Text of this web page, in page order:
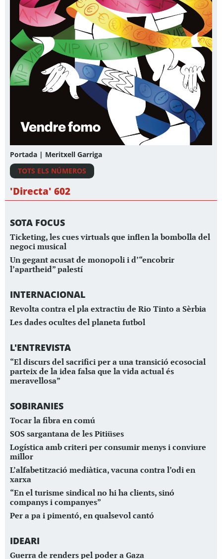
Portada | Meritxell Garriga
TOTS ELS NÚMEROS
'Directa' 602
SOTA FOCUS
Ticketing, les cues virtuals que inflen la bombolla del
negoci musical
Un gegant acusat de monopoli i d’“encobrir
l’apartheid” palestí
INTERNACIONAL
Revolta contra el pla extractiu de Rio Tinto a Sèrbia
Les dades ocultes del planeta futbol
L'ENTREVISTA
“El discurs del sacrifici per a una transició ecosocial
parteix de la idea falsa que la vida actual és
meravellosa”
SOBIRANIES
Tocar la fibra en comú
SOS sargantana de les Pitiüses
Logística amb criteri per consumir menys i conviure
millor
L’alfabetització mediàtica, vacuna contra l’odi en
xarxa
“En el turisme sindical no hi ha clients, sinó
companys i companyes”
Per a pa i pimentó, en qualsevol cantó
IDEARI
Guerra de renders pel poder a Gaza